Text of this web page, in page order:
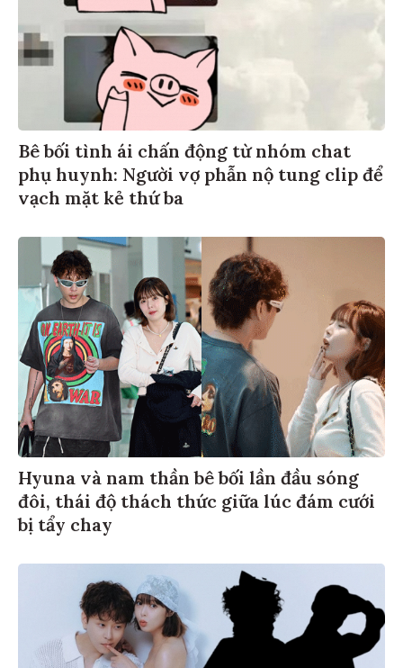
Bê bối tình ái chấn động từ nhóm chat
phụ huynh: Người vợ phẫn nộ tung clip để
vạch mặt kẻ thứ ba
Hyuna và nam thần bê bối lần đầu sóng
đôi, thái độ thách thức giữa lúc đám cưới
bị tẩy chay